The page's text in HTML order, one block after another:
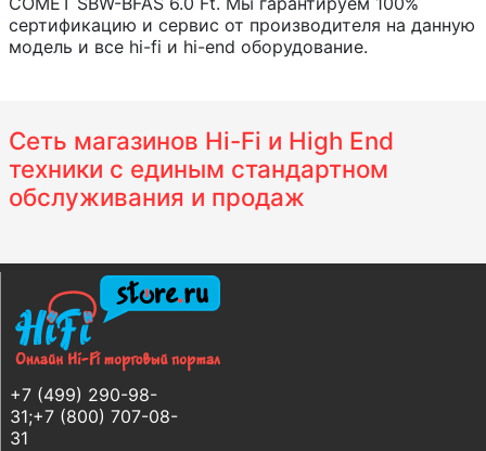
сертификацию и сервис от производителя на данную
модель и все hi-fi и hi-end оборудование.
Сеть магазинов Hi-Fi и High End
техники с единым стандартном
обслуживания и продаж
+7 (499) 290-98-
31;+7 (800) 707-08-
31